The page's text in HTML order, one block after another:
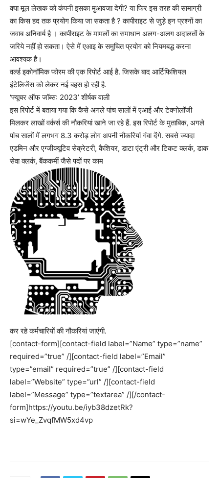
क्या मूल लेखक को कंपनी इसका मुआवजा देगी? या फिर इस तरह की सामाग्री
का किस हद तक प्रयोग किया जा सकता है ? कापीराइट से जुड़े इन प्रश्नों का
जवाब अनिवार्य है । कापीराइट के मामलों का समाधान अलग-अलग अदालतों के
जरिये नहीं हो सकता। ऐसे में एआइ के समुचित प्रयोग को नियमबद्ध करना
आवश्यक है।
वर्ल्ड इकोनॉमिक फोरम की एक रिपोर्ट आई है. जिसके बाद आर्टिफिशियल
इंटेलिजेंस को लेकर नई बहस हो रही है.
‘फ्यूचर ऑफ जॉब्स: 2023’ शीर्षक वाली
इस रिपोर्ट में बताया गया कि कैसे अगले पांच सालों में एआई और टेक्नोलॉजी
मिलकर लाखों वर्कर्स की नौकरियां खाने जा रहे हैं. इस रिपोर्ट के मुताबिक, अगले
पांच सालों में लगभग 8.3 करोड़ लोग अपनी नौकरियां गंवा देंगे. सबसे ज्यादा
एडमिन और एग्‍जीक्यूटिव सेक्रेटरी, कैशियर, डाटा एंट्री और टिकट क्लर्क, डाक
सेवा क्लर्क, बैंककर्मी जैसे पदों पर काम
कर रहे कर्मचारियों की नौकरियां जाएंगी.
[contact-form][contact-field label=”Name” type=”name”
required=”true” /][contact-field label=”Email”
type=”email” required=”true” /][contact-field
label=”Website” type=”url” /][contact-field
label=”Message” type=”textarea” /][/contact-
form]https://youtu.be/iyb38dzetRk?
si=wYe_ZvqfMW5xd4vp